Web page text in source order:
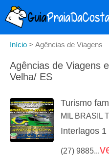
Início > Agências de Viagens
Agências de Viagens
Velha/ ES
Turismo
MIL BRASIL
Interlagos
(27) 9885...